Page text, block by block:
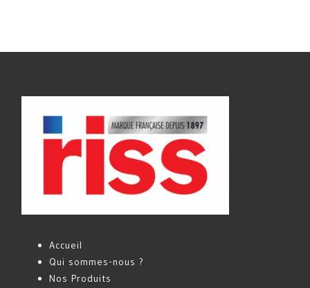
Accueil
Qui sommes-nous ?
Nos Produits